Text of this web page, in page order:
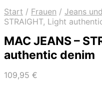
Start / Frauen / Jeans
STRAIGHT, Light
MAC JEANS –
authentic denim
109,95 €